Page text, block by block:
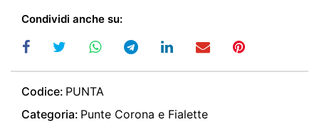
Condividi anche su:
Codice: PUNTA
Categoria: Punte Corona e Fialette